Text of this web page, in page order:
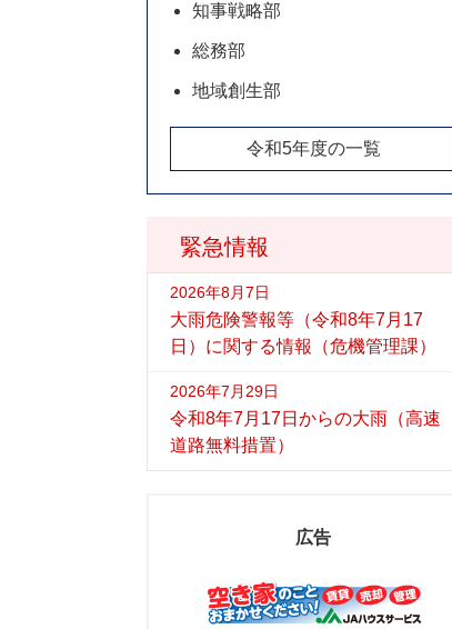
緊急情報
2026年8月7日
大雨危険警報等（令和8年7月17
日）に関する情報（危機管理課）
2026年7月29日
令和8年7月17日からの大雨（高速
道路無料措置）
知事戦略部
総務部
地域創生部
令和5年度の一覧
広告